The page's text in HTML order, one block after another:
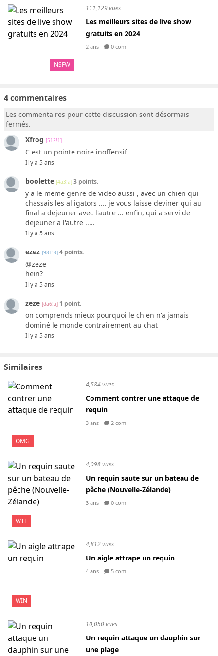
NSFW
111,129 vues
Les meilleurs sites de live show
gratuits en 2024
2 ans 0 com
4 commentaires
Les commentaires pour cette discussion sont désormais
fermés.
Xfrog [512!1]
C est un pointe noire inoffensif...
Il y a 5 ans
boolette [4a3!a] 3 points.
y a le meme genre de video aussi , avec un chien qui
chassais les alligators .... je vous laisse deviner qui au
final a dejeuner avec l'autre ... enfin, qui a servi de
dejeuner a l'autre .....
Il y a 5 ans
ezez [981!8] 4 points.
@zeze
hein?
Il y a 5 ans
zeze [da6!a] 1 point.
on comprends mieux pourquoi le chien n'a jamais
dominé le monde contrairement au chat
Il y a 5 ans
Similaires
OMG
4,584 vues
Comment contrer une attaque de
requin
3 ans 2 com
WTF
4,098 vues
Un requin saute sur un bateau de
pêche (Nouvelle-Zélande)
3 ans 0 com
WIN
4,812 vues
Un aigle attrape un requin
4 ans 5 com
10,050 vues
Un requin attaque un dauphin sur
une plage